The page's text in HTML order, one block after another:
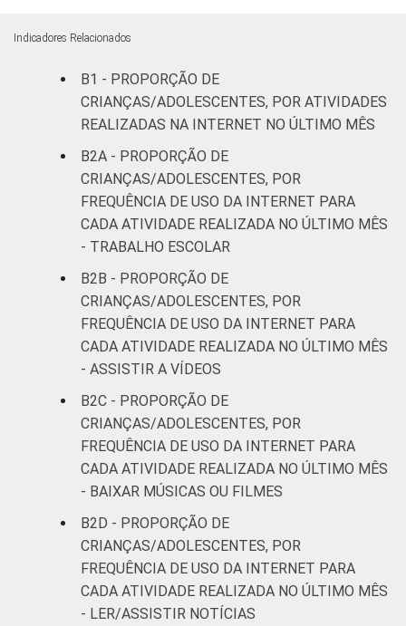
Indicadores Relacionados
B1 - PROPORÇÃO DE
CRIANÇAS/ADOLESCENTES, POR ATIVIDADES
REALIZADAS NA INTERNET NO ÚLTIMO MÊS
B2A - PROPORÇÃO DE
CRIANÇAS/ADOLESCENTES, POR
FREQUÊNCIA DE USO DA INTERNET PARA
CADA ATIVIDADE REALIZADA NO ÚLTIMO MÊS
- TRABALHO ESCOLAR
B2B - PROPORÇÃO DE
CRIANÇAS/ADOLESCENTES, POR
FREQUÊNCIA DE USO DA INTERNET PARA
CADA ATIVIDADE REALIZADA NO ÚLTIMO MÊS
- ASSISTIR A VÍDEOS
B2C - PROPORÇÃO DE
CRIANÇAS/ADOLESCENTES, POR
FREQUÊNCIA DE USO DA INTERNET PARA
CADA ATIVIDADE REALIZADA NO ÚLTIMO MÊS
- BAIXAR MÚSICAS OU FILMES
B2D - PROPORÇÃO DE
CRIANÇAS/ADOLESCENTES, POR
FREQUÊNCIA DE USO DA INTERNET PARA
CADA ATIVIDADE REALIZADA NO ÚLTIMO MÊS
- LER/ASSISTIR NOTÍCIAS